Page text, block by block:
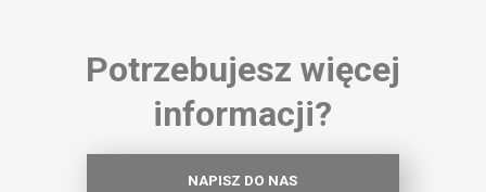
Potrzebujesz więcej
informacji?
NAPISZ DO NAS